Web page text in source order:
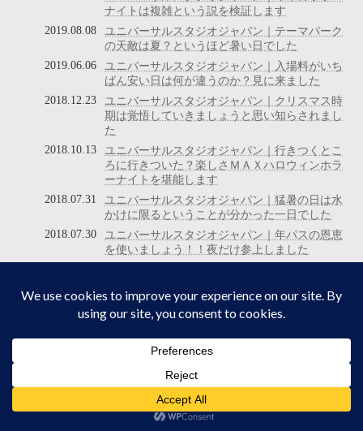
ナイトは複雑という説を検証します
ユニバーサルスタジオジャパン｜テーマパーク
の天敵は夏？というほど暑い日でした
2019.08.08
ユニバーサルスタジオジャパン｜入場料がいち
ばん安い日は何が違うのか？見に来ました
2019.06.06
ユニバーサルスタジオジャパン｜クリスマス時
期は覚悟していきましょうと思い知らされまし
た
2018.12.23
ユニバーサルスタジオジャパン｜行きつくとこ
ろに行きついた？楽しさＭＡＸハロウィンホラ
ーナイトを堪能します
2018.10.13
ユニバーサルスタジオジャパン｜猛暑の日は水
かけに限るということが分かった一日でした
2018.07.31
ユニバーサルスタジオジャパン｜年パスの恩恵
を使いましょう！！夜だけ参上しました
2018.07.30
ユニバーサルスタジオジャパン｜最近の大攻勢
が一息ついたらどうなるかが知りたくて来まし
2018.02.12
ユニバーサルスタジオジャパン｜ハロウィンホ
ラーナイト初参加します。
ユニバーサルスタジオジャパン｜ミニオン・パ
ークができたらどこが空いてくるか見に来まし
2017.05.29